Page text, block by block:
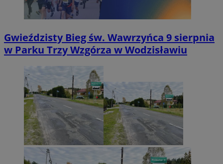
Gwieździsty Bieg św. Wawrzyńca 9 sierpnia
w Parku Trzy Wzgórza w Wodzisławiu